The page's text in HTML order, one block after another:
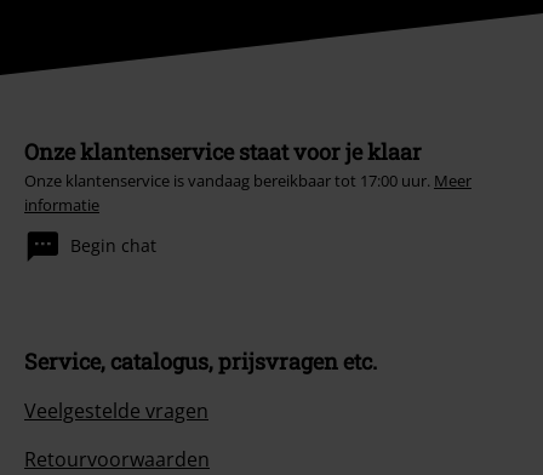
Onze klantenservice staat voor je klaar
Onze klantenservice is vandaag bereikbaar tot 17:00 uur. Meer
informatie
Begin chat
Service, catalogus, prijsvragen etc.
Veelgestelde vragen
Retourvoorwaarden